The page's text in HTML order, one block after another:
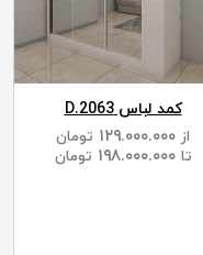
کمد لباس D.2063
از
تومان
تا ۱۹۸.۰۰۰.۰۰۰ تومان